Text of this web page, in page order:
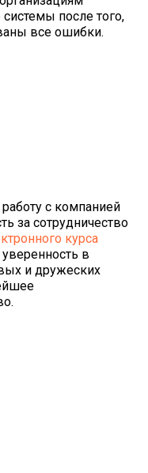
после того,
все ошибки.
с компанией
за сотрудничество
курса
в
и дружеских